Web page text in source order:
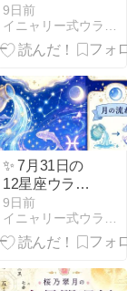
イ ✨
9日前
イニャリー式ウラニャイ｜暦と12星座で毎日を開運ニャン
✨ 7月31日の
12星座ウラニ
ャイ ✨
9日前
イニャリー式ウラニャイ｜暦と12星座で毎日を開運ニャン